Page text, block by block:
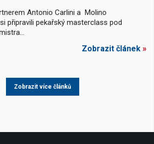
Antonio Carlini a Molino
připravili pekařský masterclass pod
Zobrazit článek »
Zobrazit více článků